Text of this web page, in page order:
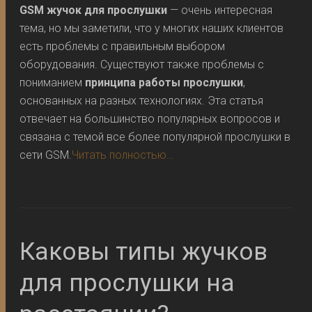
GSM жучок для прослушки — очень интересная
тема, но мы заметили, что у многих наших клиентов
есть проблемы с правильным выбором
оборудования. Существуют также проблемы с
пониманием принципа работы прослушки,
основанных на разных технологиях. Эта статья
отвечает на большинство популярных вопросов и
связана с темой все более популярной прослушки в
сети GSM.Читать полностью…
Каковы типы жучков
для прослушки на